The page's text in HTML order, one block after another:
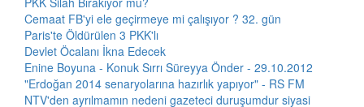
Cemaat FB'yi ele geçirmeye mi çalışıyor ? 32. gün
Paris'te Öldürülen 3 PKK'lı
Devlet Öcalanı İkna Edecek
Enine Boyuna - Konuk Sırrı Süreyya Önder - 29.10.2012
"Erdoğan 2014 senaryolarına hazırlık yapıyor" - RS FM
NTV'den ayrılmamın nedeni gazeteci duruşumdur siyasi